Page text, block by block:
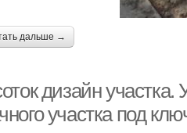
дальше →
дизайн
участка под